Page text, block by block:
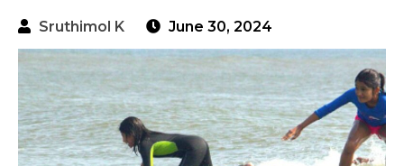
Sruthimol K June 30, 2024